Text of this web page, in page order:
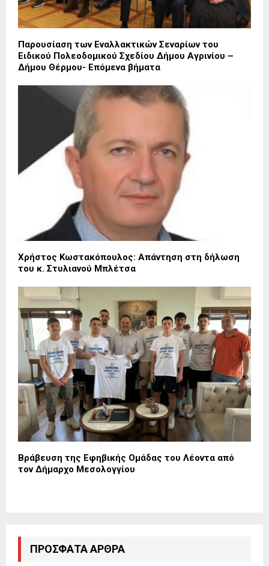
Παρουσίαση των Εναλλακτικών Σεναρίων του
Ειδικού Πολεοδομικού Σχεδίου Δήμου Αγρινίου –
Δήμου Θέρμου- Επόμενα βήματα
Χρήστος Κωστακόπουλος: Απάντηση στη δήλωση
του κ. Στυλιανού Μπλέτσα
Βράβευση της Εφηβικής Ομάδας του Λέοντα από
τον Δήμαρχο Μεσολογγίου
ΠΡΌΣΦΑΤΑ ΆΡΘΡΑ